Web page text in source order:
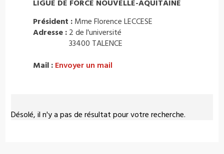
Désolé, il n'y a pas de résultat pour votre recherche.
LIGUE DE FORCE NOUVELLE-AQUITAINE
Président : Mme Florence LECCESE
Adresse : 2 de l'université
33400 TALENCE
Mail : Envoyer un mail